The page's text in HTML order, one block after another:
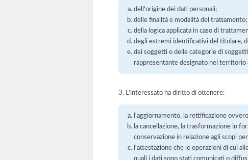
dell'origine dei dati personali;
delle finalità e modalità del trattamento;
della logica applicata in caso di
degli estremi identificativi del titolare,
dei soggetti o delle categorie di
rappresentante designato nel territorio
3. L'interessato ha diritto di ottenere:
l'aggiornamento, la rettificazione
la cancellazione, la trasformazione in
conservazione in relazione agli scopi
l'attestazione che le operazioni di cui
quali i dati sono stati comunicati o